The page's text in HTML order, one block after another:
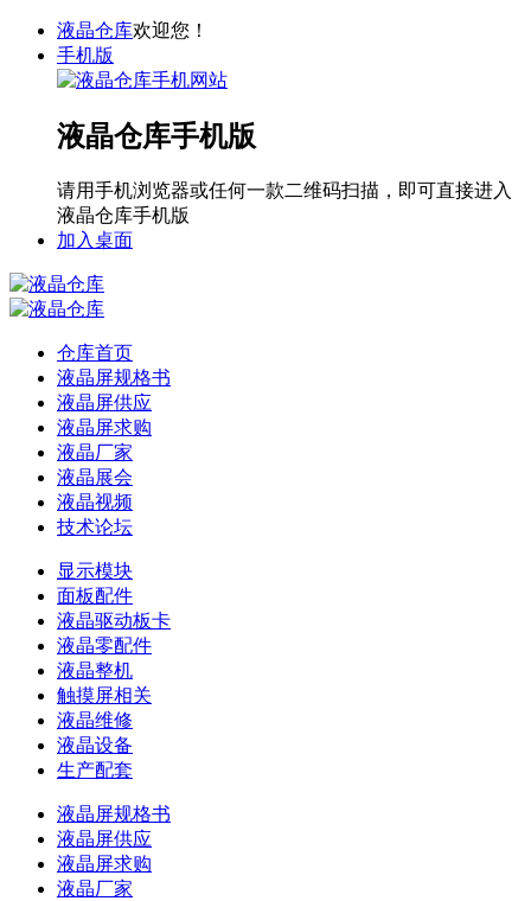
液晶仓库欢迎您！
手机版
液晶仓库手机版
请用手机浏览器或任何一款二维码扫描，即可直接进入
液晶仓库手机版
加入桌面
仓库首页
液晶屏规格书
液晶屏供应
液晶屏求购
液晶厂家
液晶展会
液晶视频
技术论坛
显示模块
面板配件
液晶驱动板卡
液晶零配件
液晶整机
触摸屏相关
液晶维修
液晶设备
生产配套
液晶屏规格书
液晶屏供应
液晶屏求购
液晶厂家